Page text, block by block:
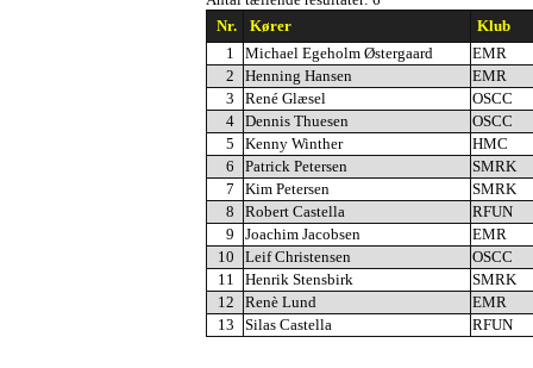
Nr.
Kører
Klub
1
Michael Egeholm Østergaard
EMR
2
Henning Hansen
EMR
3
René Glæsel
OSCC
4 Dennis Thuesen
OSCC
5
Kenny Winther
HMC
6
Patrick Petersen
SMRK
7
Kim Petersen
SMRK
8
Robert Castella
RFUN
9
Joachim Jacobsen
EMR
10
Leif Christensen
OSCC
11
Henrik Stensbirk
SMRK
12
Renè Lund
EMR
13
Silas Castella RFUN